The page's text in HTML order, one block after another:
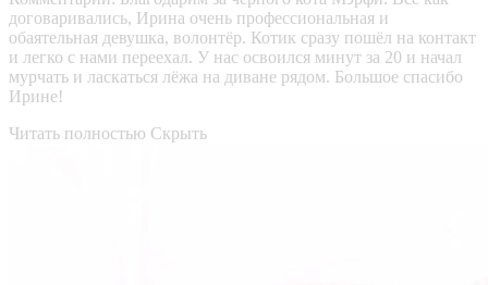
договаривались, Ирина очень профессиональная и
обаятельная девушка, волонтёр. Котик сразу пошёл на контакт
и легко с нами переехал. У нас освоился минут за 20 и начал
мурчать и ласкаться лёжа на диване рядом. Большое спасибо
Ирине!
Читать полностью Скрыть